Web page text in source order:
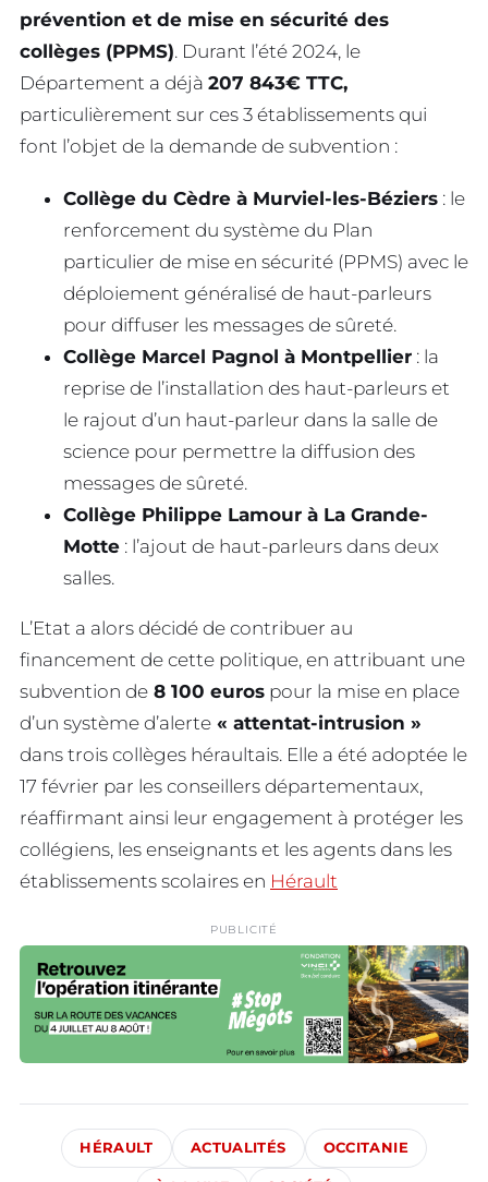
prévention et de mise en sécurité des
collèges (PPMS). Durant l’été 2024, le
Département a déjà 207 843€ TTC,
particulièrement sur ces 3 établissements qui
font l’objet de la demande de subvention :
Collège du Cèdre à Murviel-les-Béziers : le
renforcement du système du Plan
particulier de mise en sécurité (PPMS) avec le
déploiement généralisé de haut-parleurs
pour diffuser les messages de sûreté.
Collège Marcel Pagnol à Montpellier : la
reprise de l’installation des haut-parleurs et
le rajout d’un haut-parleur dans la salle de
science pour permettre la diffusion des
messages de sûreté.
Collège Philippe Lamour à La Grande-
Motte : l’ajout de haut-parleurs dans deux
salles.
L’Etat a alors décidé de contribuer au
financement de cette politique, en attribuant une
subvention de 8 100 euros pour la mise en place
d’un système d’alerte « attentat-intrusion »
dans trois collèges héraultais. Elle a été adoptée le
17 février par les conseillers départementaux,
réaffirmant ainsi leur engagement à protéger les
collégiens, les enseignants et les agents dans les
établissements scolaires en Hérault
PUBLICITÉ
HÉRAULT ACTUALITÉS OCCITANIE